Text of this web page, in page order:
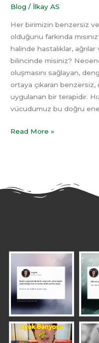
Blog / İlkay AS
Her birimizin benzersiz
olduğunu farkında
halinde hastalıklar, ağrılar
bilincinde misiniz?
oluşmasını sağlayan,
ortaya çıkaran benzersiz,
uygulanan bir terapidir.
vücudumuz bu doğru
Read More »